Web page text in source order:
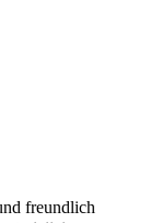
freundlich